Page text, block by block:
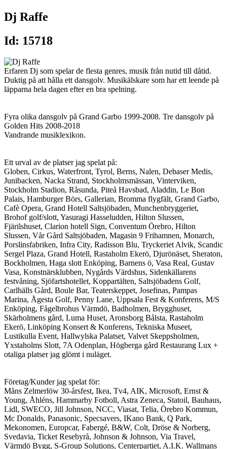
Dj Raffe
Id: 15718
Erfaren Dj som spelar de flesta genres, musik från nutid till dåtid.
Duktig på att hålla ett dansgolv. Musikälskare som har ett leende på
läpparna hela dagen efter en bra spelning.
Fyra olika dansgolv på Grand Garbo 1999-2008. Tre dansgolv på
Golden Hits 2008-2018
Vandrande musiklexikon.
Ett urval av de platser jag spelat på:
Globen, Cirkus, Waterfront, Tyrol, Berns, Nalen, Debaser Medis,
Junibacken, Nacka Strand, Stockholmsmässan, Vinterviken,
Stockholm Stadion, Råsunda, Piteå Havsbad, Aladdin, Le Bon
Palais, Hamburger Börs, Gallerian, Bromma flygfält, Grand Garbo,
Cafè Opera, Grand Hotell Saltsjöbaden, Munchenbryggeriet,
Brohof golf/slott, Yasuragi Hasseludden, Hilton Slussen,
Fjärilshuset, Clarion hotell Sign, Conventum Örebro, Hilton
Slussen, Vår Gård Saltsjöbaden, Magasin 9 Frihamnen, Monarch,
Porslinsfabriken, Infra City, Radisson Blu, Tryckeriet Alvik, Scandic
Sergel Plaza, Grand Hotell, Rastaholm Ekerö, Djurönäset, Sheraton,
Bockholmen, Haga slott Enköping, Barnens ö, Vasa Real, Gustav
Vasa, Konstnärsklubben, Nygårds Värdshus, Sidenkällarens
festvåning, Sjöfartshotellet, Koppartälten, Saltsjöbadens Golf,
Carlhälls Gård, Boule Bar, Teaterskeppet, Josefinas, Pampas
Marina, Ågesta Golf, Penny Lane, Uppsala Fest & Konferens, M/S
Enköping, Fågelbrohus Värmdö, Badholmen, Brygghuset,
Skärholmens gård, Luma Huset, Aronsborg Bålsta, Rastaholm
Ekerö, Linköping Konsert & Konferens, Tekniska Museet,
Lustikulla Event, Hallwylska Palatset, Valvet Skeppsholmen,
Yxstaholms Slott, 7A Odenplan, Högberga gård Restaurang Lux +
otaliga platser jag glömt i nuläget.
Företag/Kunder jag spelat för:
Måns Zelmerlöw 30-årsfest, Ikea, Tv4, AIK, Microsoft, Ernst &
Young, Åhléns, Hammarby Fotboll, Astra Zeneca, Statoil, Bauhaus,
Lidl, SWECO, Jill Johnson, NCC, Viasat, Telia, Örebro Kommun,
Mc Donalds, Panasonic, Specsavers, IKano Bank, Q Park,
Mekonomen, Europcar, Fabergé, B&W, Colt, Dröse & Norberg,
Svedavia, Ticket Resebyrå, Johnson & Johnson, Via Travel,
Värmdö Bygg, S-Group Solutions, Centerpartiet, A.I.K. Wallmans